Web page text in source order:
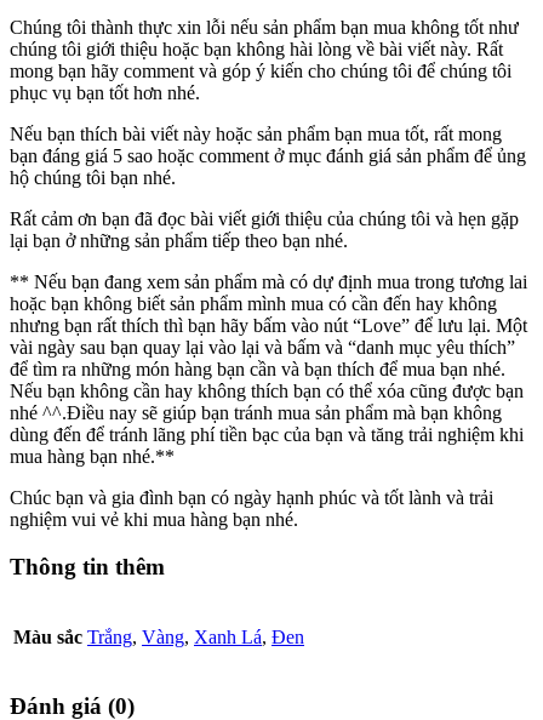
Chúng tôi thành thực xin lỗi nếu sản phẩm bạn mua không tốt như
chúng tôi giới thiệu hoặc bạn không hài lòng về bài viết này. Rất
mong bạn hãy comment và góp ý kiến cho chúng tôi để chúng tôi
phục vụ bạn tốt hơn nhé.
Nếu bạn thích bài viết này hoặc sản phẩm bạn mua tốt, rất mong
bạn đáng giá 5 sao hoặc comment ở mục đánh giá sản phẩm để ủng
hộ chúng tôi bạn nhé.
Rất cảm ơn bạn đã đọc bài viết giới thiệu của chúng tôi và hẹn gặp
lại bạn ở những sản phẩm tiếp theo bạn nhé.
** Nếu bạn đang xem sản phẩm mà có dự định mua trong tương lai
hoặc bạn không biết sản phẩm mình mua có cần đến hay không
nhưng bạn rất thích thì bạn hãy bấm vào nút “Love” để lưu lại. Một
vài ngày sau bạn quay lại vào lại và bấm và “danh mục yêu thích”
để tìm ra những món hàng bạn cần và bạn thích để mua bạn nhé.
Nếu bạn không cần hay không thích bạn có thể xóa cũng được bạn
nhé ^^.Điều nay sẽ giúp bạn tránh mua sản phẩm mà bạn không
dùng đến để tránh lãng phí tiền bạc của bạn và tăng trải nghiệm khi
mua hàng bạn nhé.**
Chúc bạn và gia đình bạn có ngày hạnh phúc và tốt lành và trải
nghiệm vui vẻ khi mua hàng bạn nhé.
Thông tin thêm
Màu sắc Trắng, Vàng, Xanh Lá, Đen
Đánh giá (0)